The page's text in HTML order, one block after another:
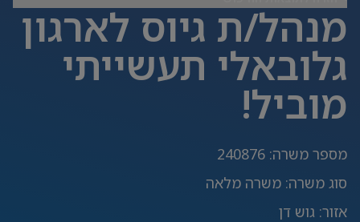
מנהל/ת גיוס לארגון
גלובאלי תעשייתי
מוביל!
מספר משרה:
240876
סוג משרה: משרה מלאה
אזור: גוש דן